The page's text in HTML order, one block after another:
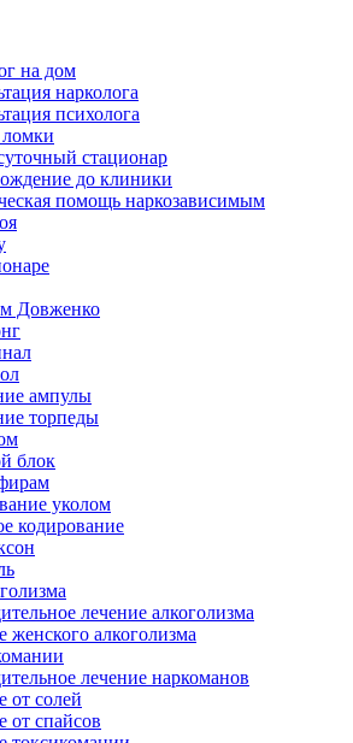
на дом
нарколога
психолога
стационар
до клиники
помощь наркозависимым
Довженко
ампулы
торпеды
блок
уколом
кодирование
лечение алкоголизма
женского алкоголизма
лечение наркоманов
от солей
от спайсов